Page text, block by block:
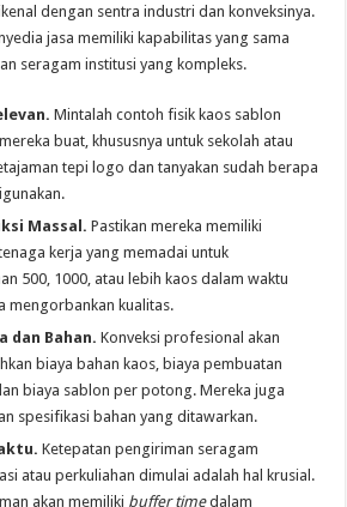
dengan sentra industri dan konveksinya.
jasa memiliki kapabilitas yang sama
seragam institusi yang kompleks.
Mintalah contoh fisik kaos sablon
buat, khususnya untuk sekolah atau
tepi logo dan tanyakan sudah berapa
Massal. Pastikan mereka memiliki
kerja yang memadai untuk
500, 1000, atau lebih kaos dalam waktu
mengorbankan kualitas.
dan Bahan. Konveksi profesional akan
biaya bahan kaos, biaya pembuatan
biaya sablon per potong. Mereka juga
spesifikasi bahan yang ditawarkan.
Ketepatan pengiriman seragam
atau perkuliahan dimulai adalah hal krusial.
akan memiliki buffer timedalam